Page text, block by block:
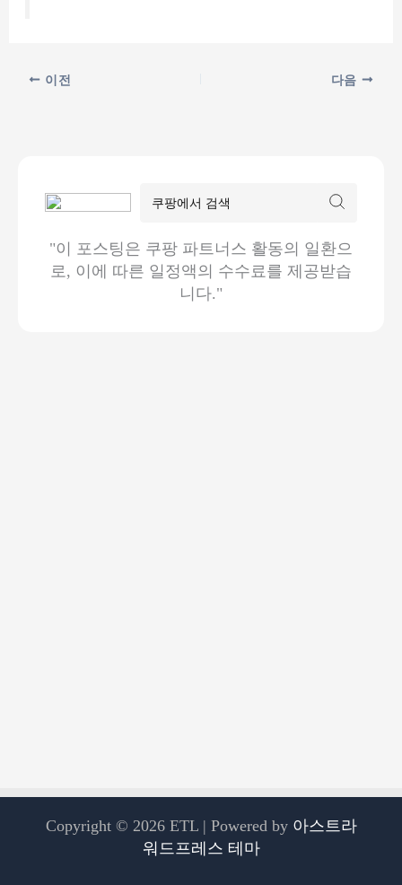
이전 다음
"이 포스팅은 쿠팡 파트너스 활동의 일환으
로, 이에 따른 일정액의 수수료를 제공받습
니다."
Copyright © 2026 ETL | Powered by 아스트라
워드프레스 테마